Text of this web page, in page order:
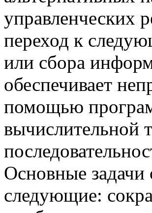
управленческих
переход к
или сбора
обеспечивает
помощью
вычислительной
Основные задачи
следующие: